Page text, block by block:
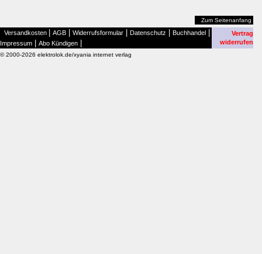
Zum Seitenanfang
Versandkosten AGB Widerrufsformular Datenschutz Buchhandel
Impressum Abo Kündigen
Vertrag
widerrufen
© 2000-2026 elektrolok.de/xyania internet verlag